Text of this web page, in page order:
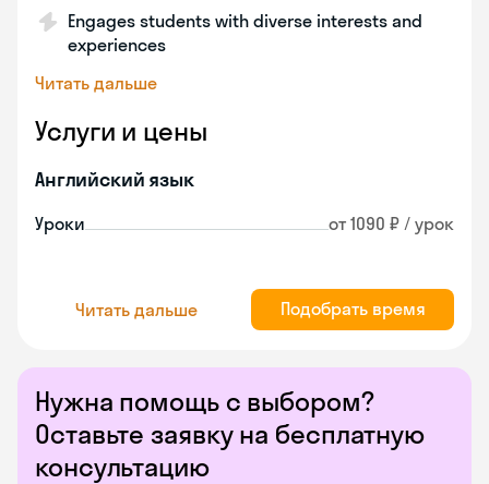
Нужна помощь с выбором?
Оставьте заявку на бесплатную
консультацию
Engages students with diverse interests and
experiences
Читать дальше
Услуги и цены
Английский язык
Уроки от 1090 ₽ / урок
Читать дальше Подобрать время